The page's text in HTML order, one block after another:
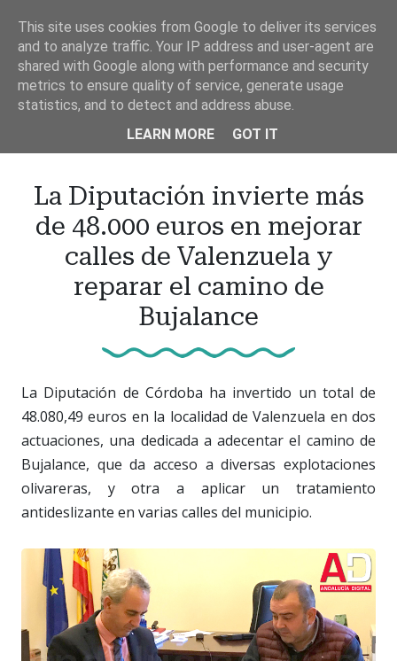
contenido
principal
La Diputación invierte más
de 48.000 euros en mejorar
calles de Valenzuela y
reparar el camino de
Bujalance
La Diputación de Córdoba ha invertido un total de
48.080,49 euros en la localidad de Valenzuela en dos
actuaciones, una dedicada a adecentar el camino de
Bujalance, que da acceso a diversas explotaciones
olivareras, y otra a aplicar un tratamiento
antideslizante en varias calles del municipio.
This site uses cookies from Google to deliver its services
and to analyze traffic. Your IP address and user-agent are
shared with Google along with performance and security
metrics to ensure quality of service, generate usage
statistics, and to detect and address abuse.
LEARN MORE
GOT IT